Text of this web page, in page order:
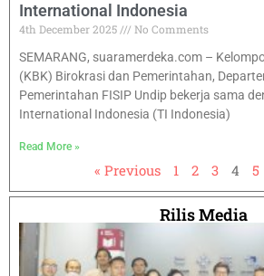
International Indonesia
4th December 2025
No Comments
SEMARANG, suaramerdeka.com –
(KBK) Birokrasi dan Pemerintahan,
Pemerintahan FISIP Undip bekerja sama
International Indonesia (TI Indonesia)
Read More »
« Previous 1 2 3 4 5
Rilis Media